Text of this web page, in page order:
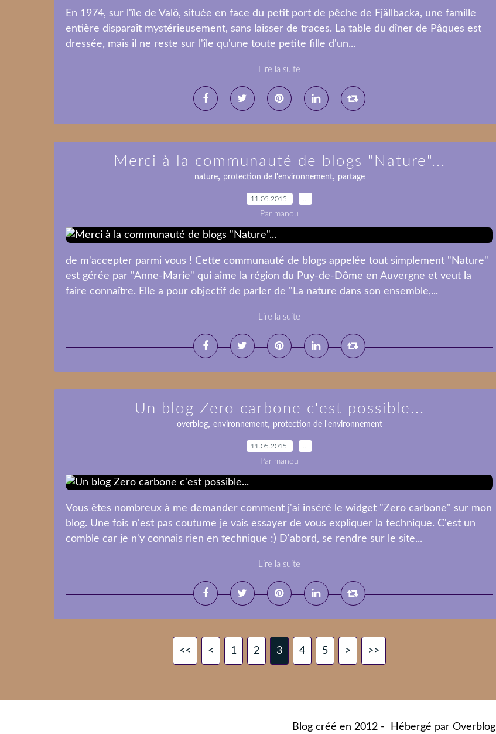
En 1974, sur l'île de Valö, située en face du petit port de pêche de Fjällbacka, une famille
entière disparaît mystérieusement, sans laisser de traces. La table du dîner de Pâques est
dressée, mais il ne reste sur l'île qu'une toute petite fille d'un...
Lire la suite
Merci à la communauté de blogs "Nature"...
nature, protection de l'environnement, partage
11.05.2015
Par manou
de m'accepter parmi vous ! Cette communauté de blogs appelée tout simplement "Nature"
est gérée par "Anne-Marie" qui aime la région du Puy-de-Dôme en Auvergne et veut la
faire connaître. Elle a pour objectif de parler de "La nature dans son ensemble,...
Lire la suite
Un blog Zero carbone c'est possible...
overblog, environnement, protection de l'environnement
11.05.2015
Par manou
Vous êtes nombreux à me demander comment j'ai inséré le widget "Zero carbone" sur mon
blog. Une fois n'est pas coutume je vais essayer de vous expliquer la technique. C'est un
comble car je n'y connais rien en technique :) D'abord, se rendre sur le site...
Lire la suite
<< < 1 2 3 4 5 > >>
Blog créé en 2012 - Hébergé par Overblog